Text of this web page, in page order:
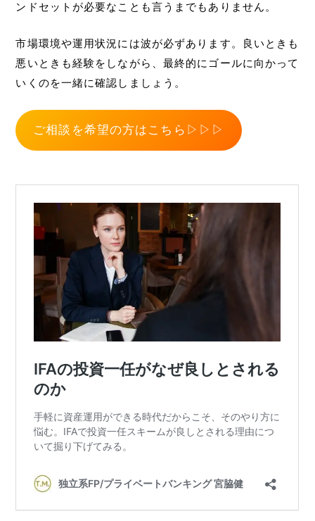
ンドセットが必要なことも言うまでもありません。
市場環境や運用状況には波が必ずあります。良いときも
悪いときも経験をしながら、最終的にゴールに向かって
いくのを一緒に確認しましょう。
ご相談を希望の方はこちら▷▷▷